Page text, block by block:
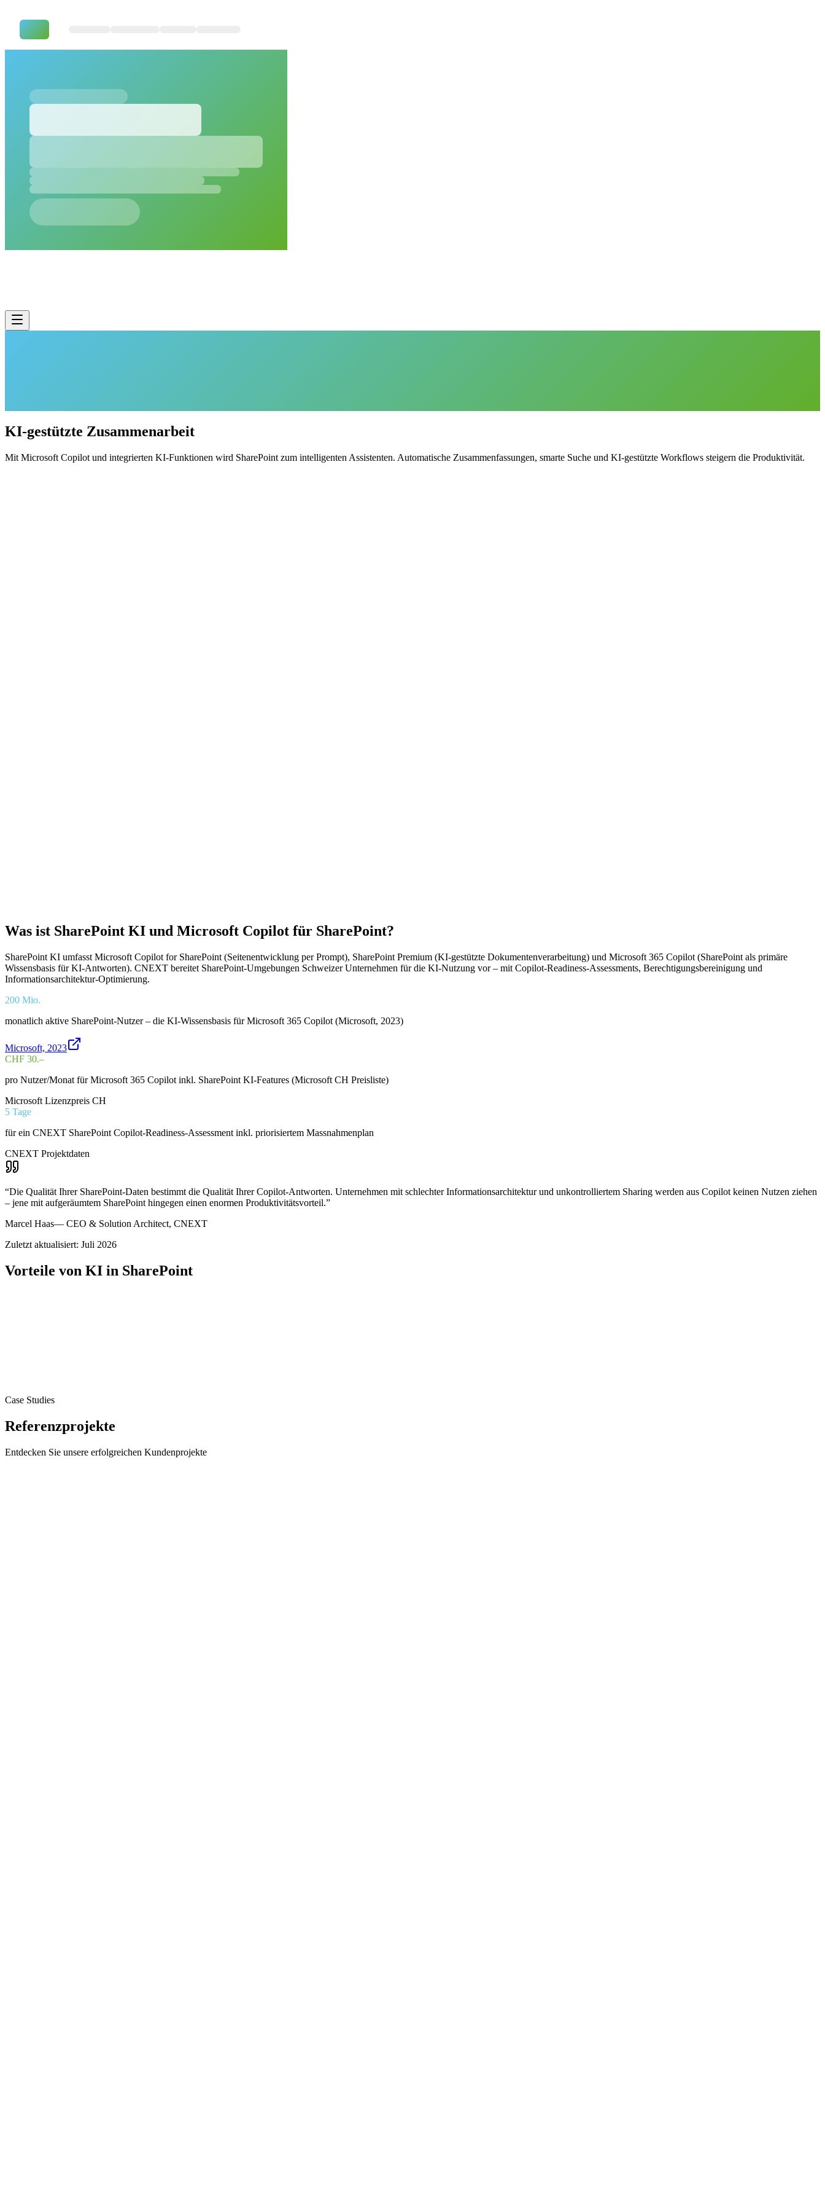
KI-gestützte Zusammenarbeit
Mit Microsoft Copilot und integrierten KI-Funktionen wird SharePoint zum intelligenten Assistenten. Automatische Zusammenfassungen, smarte Suche und KI-gestützte Workflows steigern die Produktivität.
Was ist SharePoint KI und Microsoft Copilot für SharePoint?
SharePoint KI umfasst Microsoft Copilot for SharePoint (Seitenentwicklung per Prompt), SharePoint Premium (KI-gestützte Dokumentenverarbeitung) und Microsoft 365 Copilot (SharePoint als primäre
Wissensbasis für KI-Antworten). CNEXT bereitet SharePoint-Umgebungen Schweizer Unternehmen für die KI-Nutzung vor – mit Copilot-Readiness-Assessments, Berechtigungsbereinigung und
Informationsarchitektur-Optimierung.
200 Mio.
monatlich aktive SharePoint-Nutzer – die KI-Wissensbasis für Microsoft 365 Copilot (Microsoft, 2023)
Microsoft, 2023
CHF 30.–
pro Nutzer/Monat für Microsoft 365 Copilot inkl. SharePoint KI-Features (Microsoft CH Preisliste)
Microsoft Lizenzpreis CH
5 Tage
für ein CNEXT SharePoint Copilot-Readiness-Assessment inkl. priorisiertem Massnahmenplan
CNEXT Projektdaten
“Die Qualität Ihrer SharePoint-Daten bestimmt die Qualität Ihrer Copilot-Antworten. Unternehmen mit schlechter Informationsarchitektur und unkontrolliertem Sharing werden aus Copilot keinen Nutzen ziehen
– jene mit aufgeräumtem SharePoint hingegen einen enormen Produktivitätsvorteil.”
Marcel Haas— CEO & Solution Architect, CNEXT
Zuletzt aktualisiert: Juli 2026
Vorteile von KI in SharePoint
Case Studies
Referenzprojekte
Entdecken Sie unsere erfolgreichen Kundenprojekte